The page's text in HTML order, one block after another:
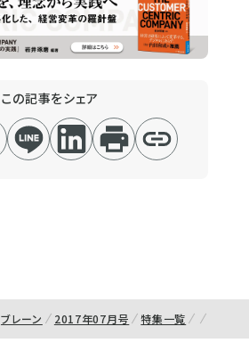
この記事をシェア
ブレーン 2017年07月号 特集一覧